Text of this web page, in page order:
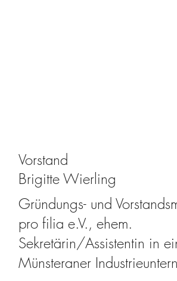
Vorstand
Brigitte Wierling
Gründungs- und
pro filia e.V., ehem.
Sekretärin/Assistentin in
Münsteraner